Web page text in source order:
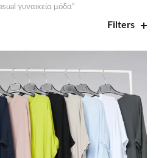
γυναικεία μόδα”
Filters